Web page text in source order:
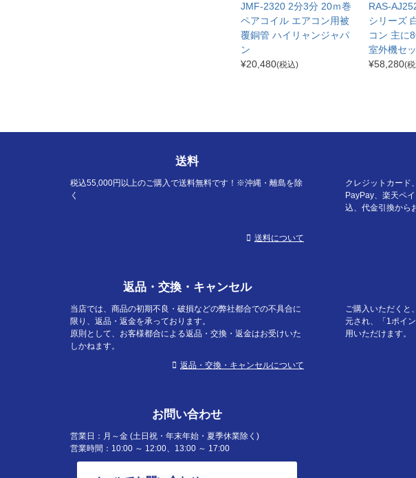
JMF-2320 2分3分 20ｍ巻
ペアコイル エアコン用被
覆銅管 ハイリャンジャパ
ン
¥20,480(税込)
RAS-
シリーズ
コン 主に
室外機セ
¥58,280(
送料
税込55,000円以上のご購入で送料無料です！※沖縄・離島を除
く
送料について
クレジットカード
PayPay、楽天ペ
込、代金引換から
返品・交換・キャンセル
当店では、商品の初期不良・破損などの弊社都合での不具合に
限り、返品・返金を承っております。
原則として、お客様都合による返品・交換・返金はお受けいた
しかねます。
返品・交換・キャンセルについて
ご購入いただくと
元され、「1ポイ
用いただけます。
お問い合わせ
営業日：月～金 (土日祝・年末年始・夏季休業除く)
営業時間：10:00 ～ 12:00、13:00 ～ 17:00